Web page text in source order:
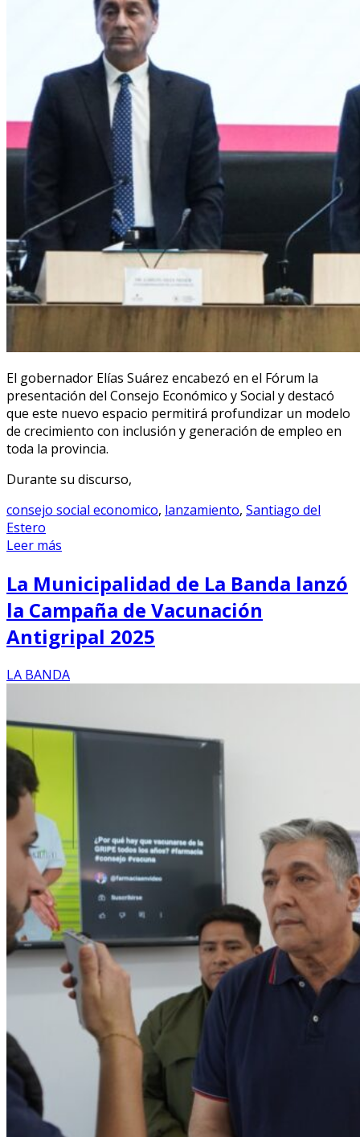
El gobernador Elías Suárez encabezó en el Fórum la
presentación del Consejo Económico y Social y destacó
que este nuevo espacio permitirá profundizar un modelo
de crecimiento con inclusión y generación de empleo en
toda la provincia.
Durante su discurso,
consejo social economico, lanzamiento, Santiago del
Estero
Leer más
La Municipalidad de La Banda lanzó
la Campaña de Vacunación
Antigripal 2025
LA BANDA